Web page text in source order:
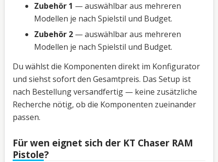
Zubehör 1 — auswählbar aus mehreren
Modellen je nach Spielstil und Budget.
Zubehör 2 — auswählbar aus mehreren
Modellen je nach Spielstil und Budget.
Du wählst die Komponenten direkt im Konfigurator
und siehst sofort den Gesamtpreis. Das Setup ist
nach Bestellung versandfertig — keine zusätzliche
Recherche nötig, ob die Komponenten zueinander
passen.
Für wen eignet sich der KT Chaser RAM
Pistole?